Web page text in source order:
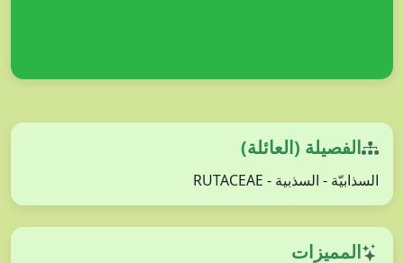
الفصيلة (العائلة)
السذابيّة - السذبية - RUTACEAE
المميزات